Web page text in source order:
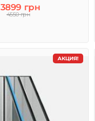
3899 грн
4550 грн
АКЦИЯ!